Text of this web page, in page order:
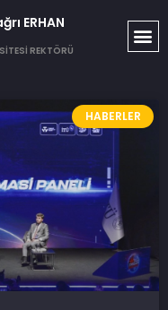
ERHAN​
REKTÖRÜ
HABERLER